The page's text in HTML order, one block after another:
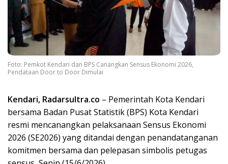
Foto: Pemkot Kendari dan BPS Canangkan Sensus Ekonomi 2026,
Pendataan Door to Door Dimulai
Kendari, Radarsultra.co – Pemerintah Kota Kendari
bersama Badan Pusat Statistik (BPS) Kota Kendari
resmi mencanangkan pelaksanaan Sensus Ekonomi
2026 (SE2026) yang ditandai dengan penandatanganan
komitmen bersama dan pelepasan simbolis petugas